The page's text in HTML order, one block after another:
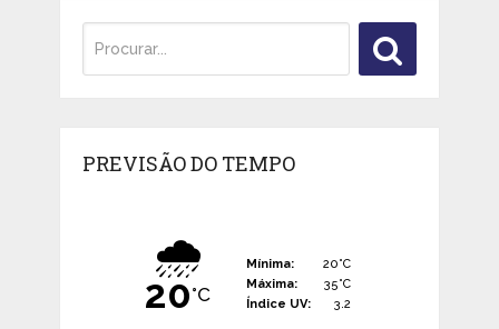
PREVISÃO DO TEMPO
🌧️
20°C
Mínima:
20°C
Máxima:
35°C
Índice UV:
3.2